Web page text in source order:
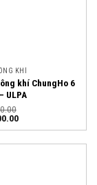
KHÍ
khí ChungHo 6
ULPA